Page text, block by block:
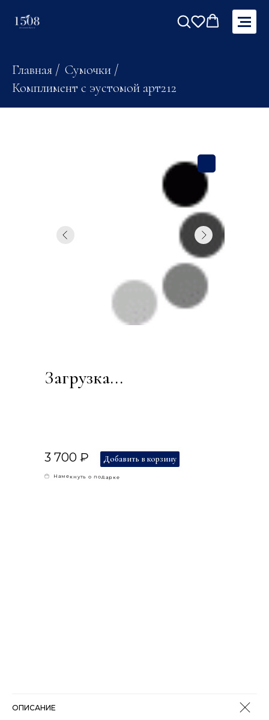
Главная / Сумочки /
Комплимент с эустомой арт212
3 700 ₽
Загрузка...
Намекнуть о подарке
Добавить в корзину
ОПИСАНИЕ